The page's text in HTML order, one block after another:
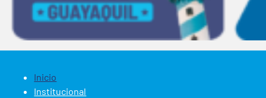
Inicio
Institucional